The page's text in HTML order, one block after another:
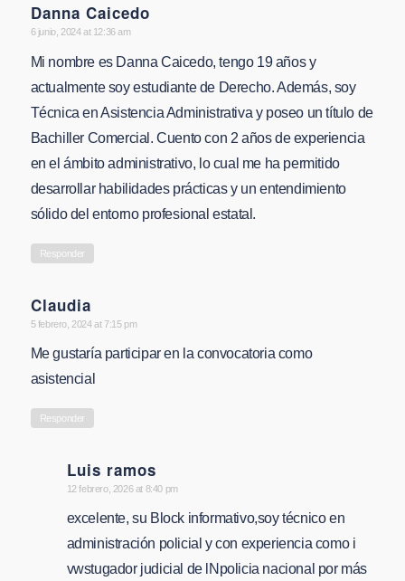
Danna Caicedo
says:
6 junio, 2024 at 12:36 am
Mi nombre es Danna Caicedo, tengo 19 años y
actualmente soy estudiante de Derecho. Además, soy
Técnica en Asistencia Administrativa y poseo un título de
Bachiller Comercial. Cuento con 2 años de experiencia
en el ámbito administrativo, lo cual me ha permitido
desarrollar habilidades prácticas y un entendimiento
sólido del entorno profesional estatal.
Responder
Claudia
says:
5 febrero, 2024 at 7:15 pm
Me gustaría participar en la convocatoria como
asistencial
Responder
Luis ramos
says:
12 febrero, 2026 at 8:40 pm
excelente, su Block informativo,soy técnico en
administración policial y con experiencia como i
vwstugador judicial de lNpolicia nacional por más